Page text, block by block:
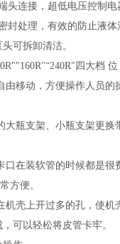
头连接，超低电压控制
封处理，有效的防止液
可拆卸清洁。
四大档
由移动，方便操作人员
大瓶支架、小瓶支架更
口在装软管的时候都是
方便。
机壳上开过多的孔，使
可以轻松将皮管卡牢。